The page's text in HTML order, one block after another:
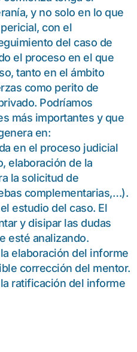
y no solo en lo que
con el
del caso de
el proceso en el que
tanto en el ámbito
como perito de
Podríamos
más importantes y que
en:
en el proceso judicial
elaboración de la
la solicitud de
complementarias,…).
estudio del caso. El
y disipar las dudas
esté analizando.
elaboración del informe
corrección del mentor.
ratificación del informe